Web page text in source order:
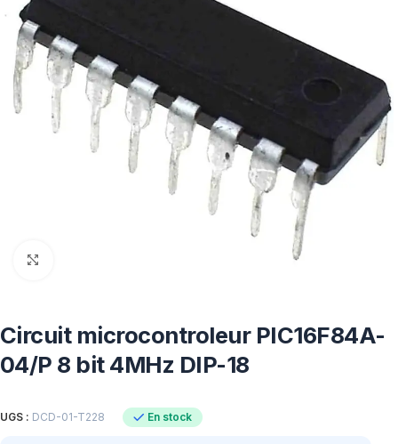
Circuit microcontroleur PIC16F84A-
04/P 8 bit 4MHz DIP-18
UGS : DCD-01-T228 En stock